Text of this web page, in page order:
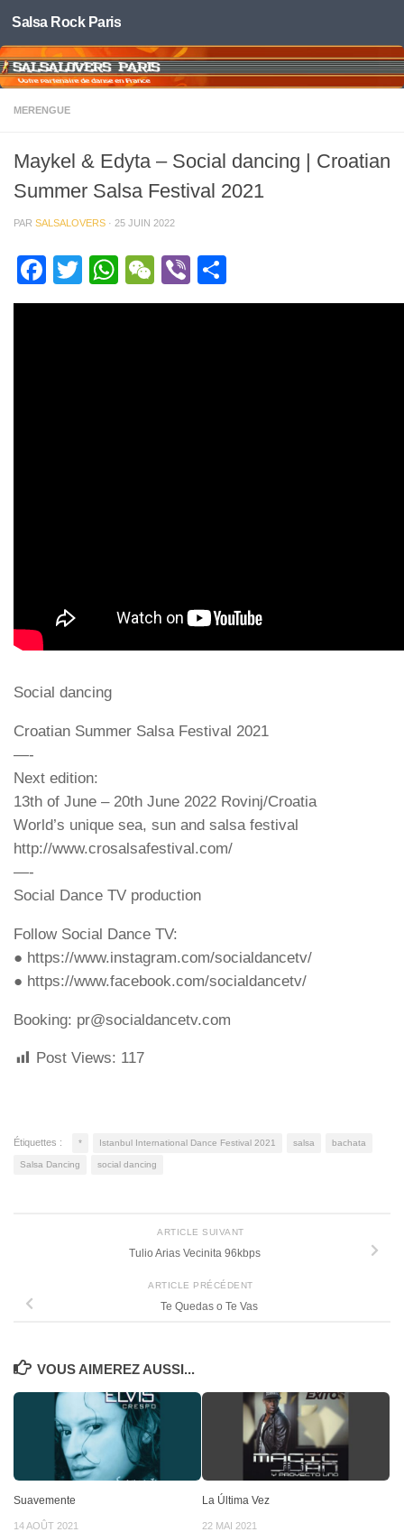
Skip to content
Salsa Rock Paris
MERENGUE
Maykel & Edyta – Social dancing | Croatian
Summer Salsa Festival 2021
PAR SALSALOVERS · 25 JUIN 2022
Facebook
TwitterWhatsApp
WeChat
Viber
Social dancing
Croatian Summer Salsa Festival 2021
—-
Next edition:
13th of June – 20th June 2022 Rovinj/Croatia
World’s unique sea, sun and salsa festival
http://www.crosalsafestival.com/
—-
Social Dance TV production
Follow Social Dance TV:
● https://www.instagram.com/socialdancetv/
● https://www.facebook.com/socialdancetv/​
Booking: pr@socialdancetv.com
Post Views: 117
Étiquettes : * Istanbul International Dance Festival 2021 salsa bachata
Salsa Dancing social dancing
ARTICLE SUIVANT
Tulio Arias Vecinita 96kbps
ARTICLE PRÉCÉDENT
Te Quedas o Te Vas
VOUS AIMEREZ AUSSI...
Suavemente
14 AOÛT 2021
La Última Vez
22 MAI 2021